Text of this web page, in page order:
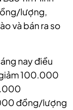
lượng,
và bán ra so
nay điều
100.000
đồng/lượng